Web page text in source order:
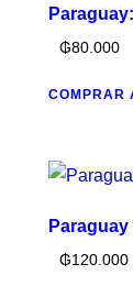
₲80.000
COMPRAR
₲120.000